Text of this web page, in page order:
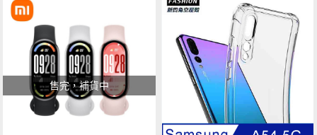
售完，補貨中